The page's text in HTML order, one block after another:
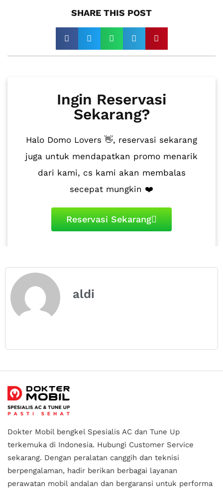
SHARE THIS POST​
Ingin Reservasi
Sekarang?
Halo Domo Lovers 👋, reservasi sekarang
juga untuk mendapatkan promo menarik
dari kami, cs kami akan membalas
secepat mungkin ❤️
Reservasi Sekarang
aldi
Dokter Mobil bengkel Spesialis AC dan Tune Up
terkemuka di Indonesia. Hubungi Customer Service
sekarang. Dengan peralatan canggih dan teknisi
berpengalaman, hadir berikan berbagai layanan
perawatan mobil andalan dan bergaransi untuk performa